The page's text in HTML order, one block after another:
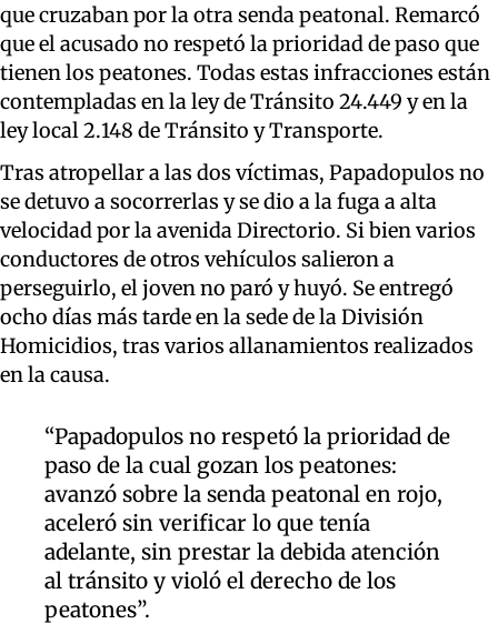
que cruzaban por la otra senda peatonal. Remarcó
que el acusado no respetó la prioridad de paso que
tienen los peatones. Todas estas infracciones están
contempladas en la ley de Tránsito 24.449 y en la
ley local 2.148 de Tránsito y Transporte.
Tras atropellar a las dos víctimas, Papadopulos no
se detuvo a socorrerlas y se dio a la fuga a alta
velocidad por la avenida Directorio. Si bien varios
conductores de otros vehículos salieron a
perseguirlo, el joven no paró y huyó. Se entregó
ocho días más tarde en la sede de la División
Homicidios, tras varios allanamientos realizados
en la causa.
“Papadopulos no respetó la prioridad de
paso de la cual gozan los peatones:
avanzó sobre la senda peatonal en rojo,
aceleró sin verificar lo que tenía
adelante, sin prestar la debida atención
al tránsito y violó el derecho de los
peatones”.